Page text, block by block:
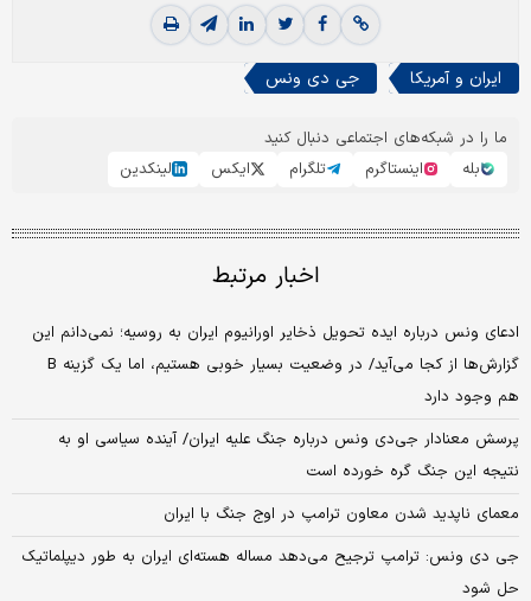
ایران و آمریکا جی دی ونس
ما را در شبکه‌های اجتماعی دنبال کنید
بله
اینستاگرم تلگرام ایکس لینکدین
اخبار مرتبط
ادعای ونس درباره ایده تحویل ذخایر اورانیوم ایران به روسیه؛ نمی‌دانم این
گزارش‌ها از کجا می‌آید/ در وضعیت بسیار خوبی هستیم، اما یک گزینه B
هم وجود دارد
پرسش معنادار جی‌دی ونس درباره جنگ علیه ایران/ آینده سیاسی او به
نتیجه این جنگ گره خورده است
معمای ناپدید شدن معاون ترامپ در اوج جنگ با ایران
جی دی ونس: ترامپ ترجیح می‌دهد مساله هسته‌ای ایران به طور دیپلماتیک
حل شود